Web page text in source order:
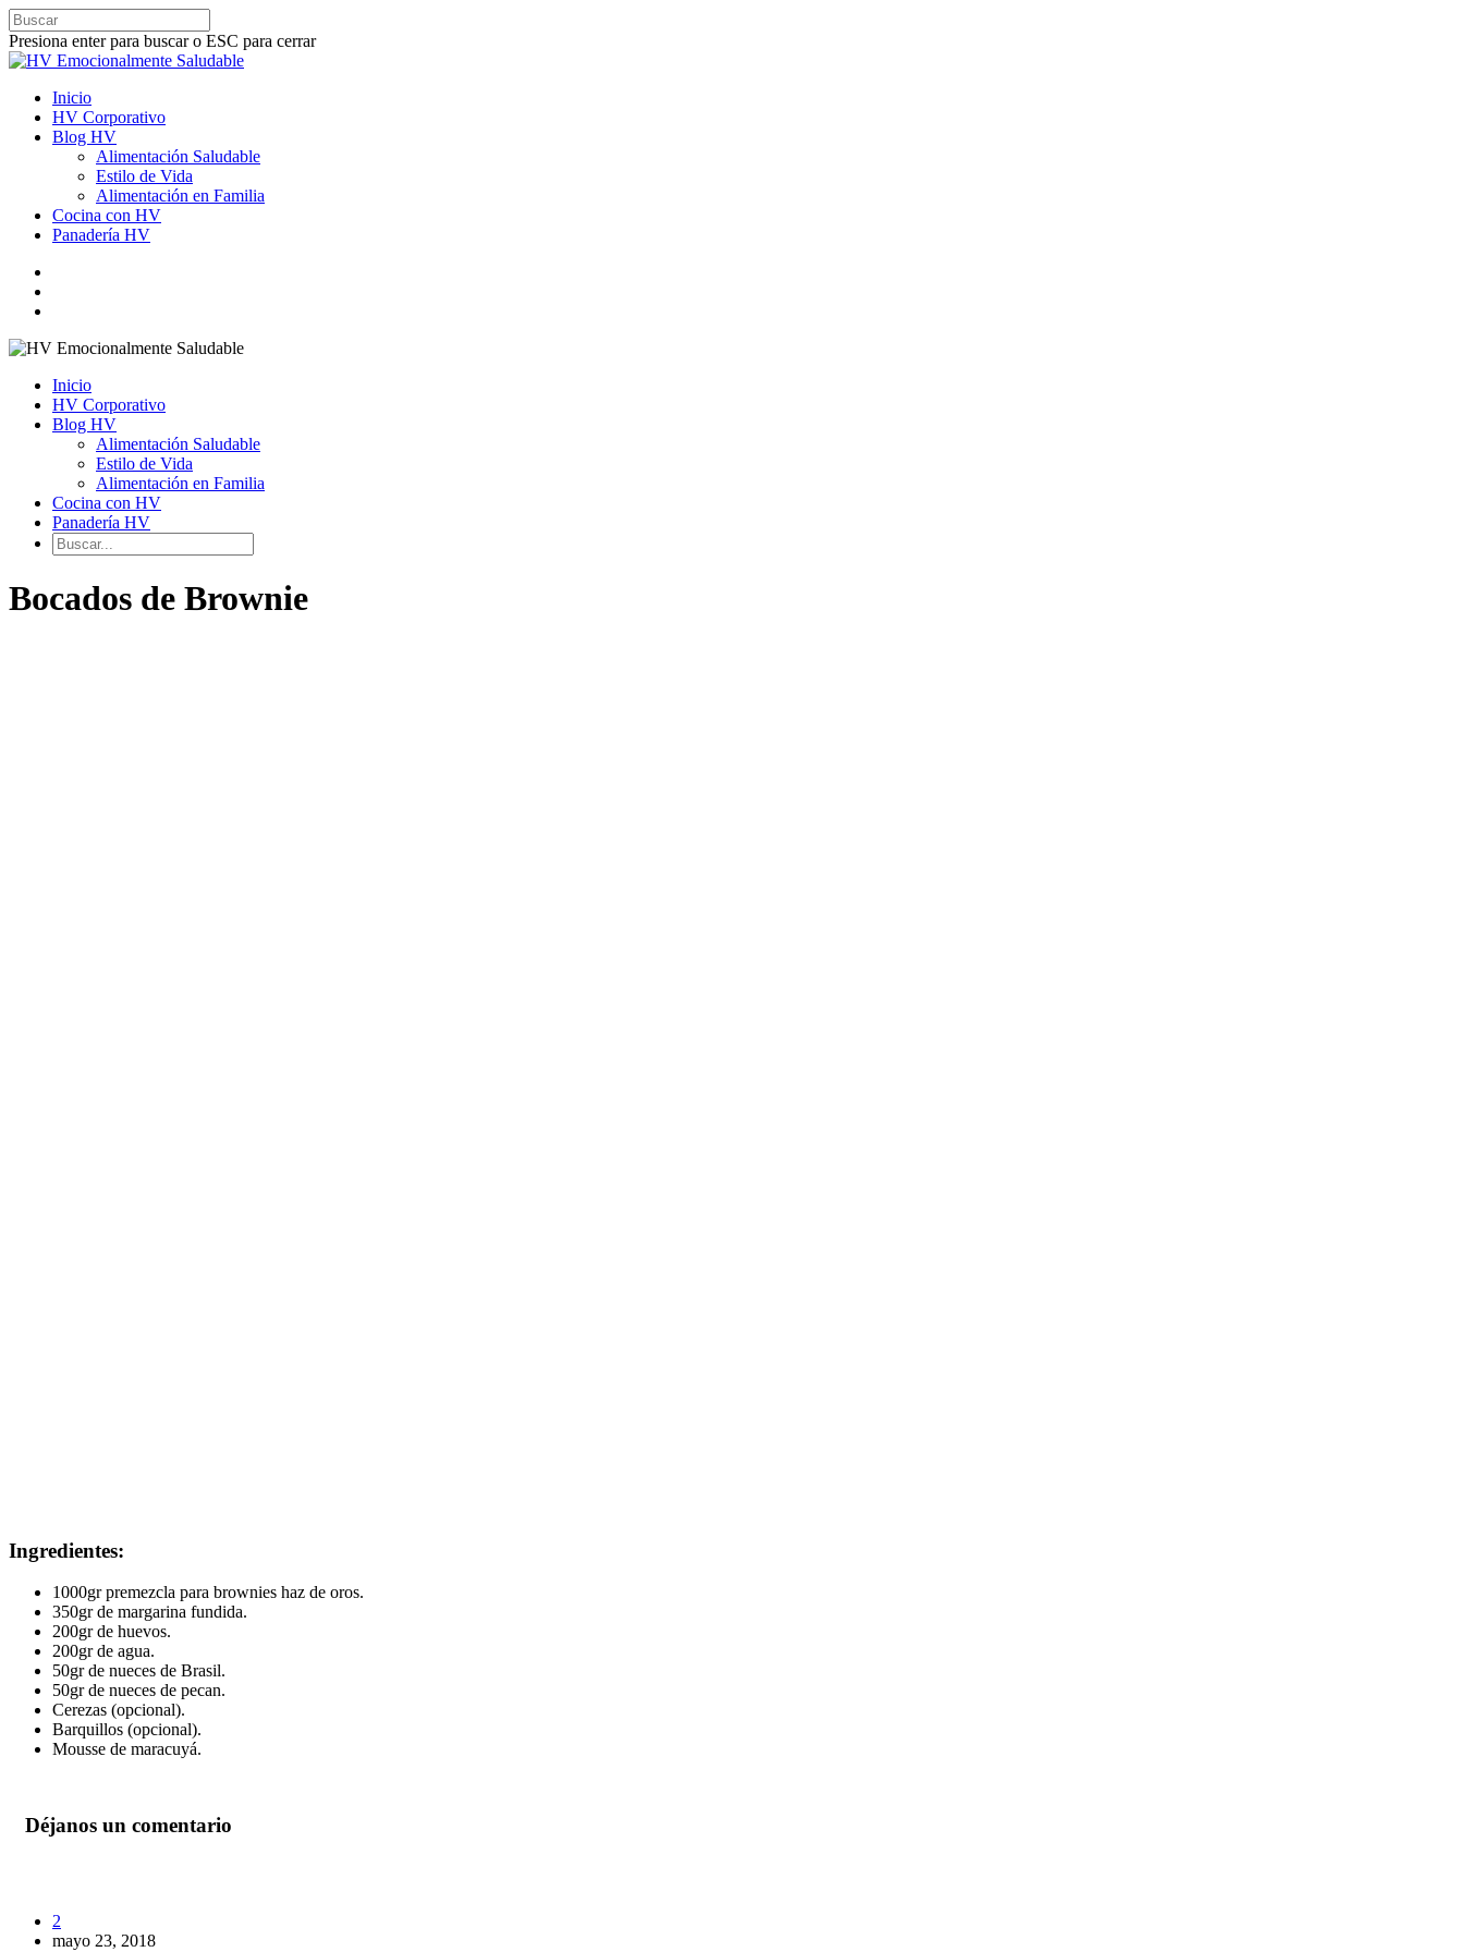
Presiona enter para buscar o ESC para cerrar
Inicio
HV Corporativo
Blog HV
Alimentación Saludable
Estilo de Vida
Alimentación en Familia
Cocina con HV
Panadería HV
Inicio
HV Corporativo
Blog HV
Alimentación Saludable
Estilo de Vida
Alimentación en Familia
Cocina con HV
Panadería HV
Bocados de Brownie
Ingredientes:
1000gr premezcla para brownies haz de oros.
350gr de margarina fundida.
200gr de huevos.
200gr de agua.
50gr de nueces de Brasil.
50gr de nueces de pecan.
Cerezas (opcional).
Barquillos (opcional).
Mousse de maracuyá.
Déjanos un comentario
2
mayo 23, 2018